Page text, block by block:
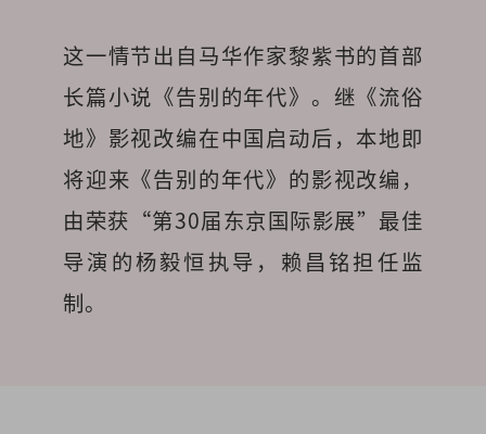
这一情节出自马华作家黎紫书的首部
长篇小说《告别的年代》。继《流俗
地》影视改编在中国启动后，本地即
将迎来《告别的年代》的影视改编，
由荣获“第30届东京国际影展”最佳
导演的杨毅恒执导，赖昌铭担任监
制。